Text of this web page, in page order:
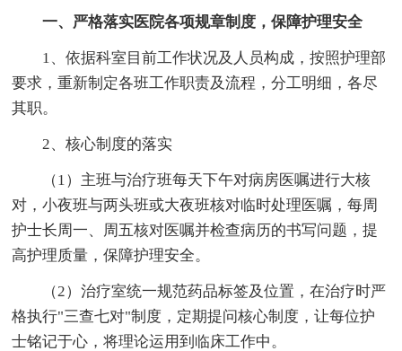
一、严格落实医院各项规章制度，保障护理安全
1、依据科室目前工作状况及人员构成，按照护理部
要求，重新制定各班工作职责及流程，分工明细，各尽
其职。
2、核心制度的落实
（1）主班与治疗班每天下午对病房医嘱进行大核
对，小夜班与两头班或大夜班核对临时处理医嘱，每周
护士长周一、周五核对医嘱并检查病历的书写问题，提
高护理质量，保障护理安全。
（2）治疗室统一规范药品标签及位置，在治疗时严
格执行"三查七对"制度，定期提问核心制度，让每位护
士铭记于心，将理论运用到临床工作中。